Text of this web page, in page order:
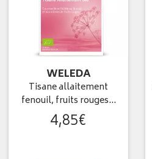
WELEDA
Tisane allaitement
fenouil, fruits rouges…
4,85€